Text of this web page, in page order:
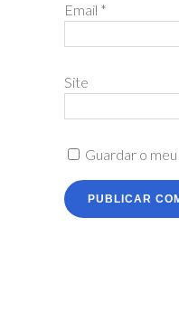
Email *
Site
Guardar o